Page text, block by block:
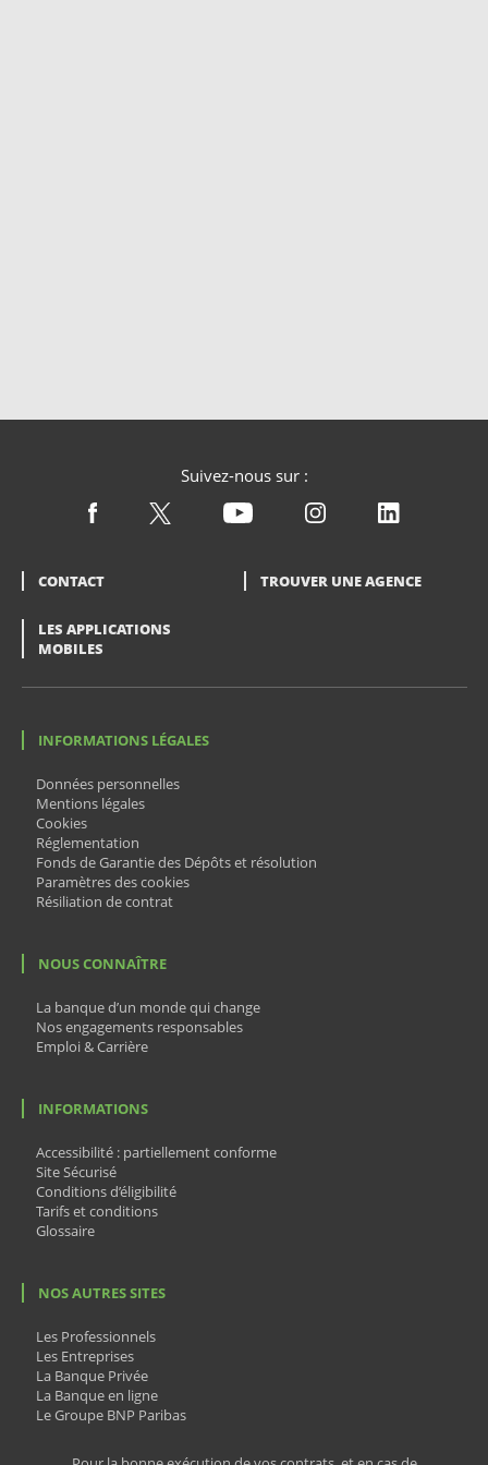
Suivez-nous sur :
CONTACT TROUVER UNE AGENCE
LES APPLICATIONS
MOBILES
INFORMATIONS LÉGALES
Données personnelles
Mentions légales
Cookies
Réglementation
Fonds de Garantie des Dépôts et résolution
Paramètres des cookies
Résiliation de contrat
NOUS CONNAÎTRE
La banque d’un monde qui change
Nos engagements responsables
Emploi & Carrière
INFORMATIONS
Accessibilité : partiellement conforme
Site Sécurisé
Conditions d’éligibilité
Tarifs et conditions
Glossaire
NOS AUTRES SITES
Les Professionnels
Les Entreprises
La Banque Privée
La Banque en ligne
Le Groupe BNP Paribas